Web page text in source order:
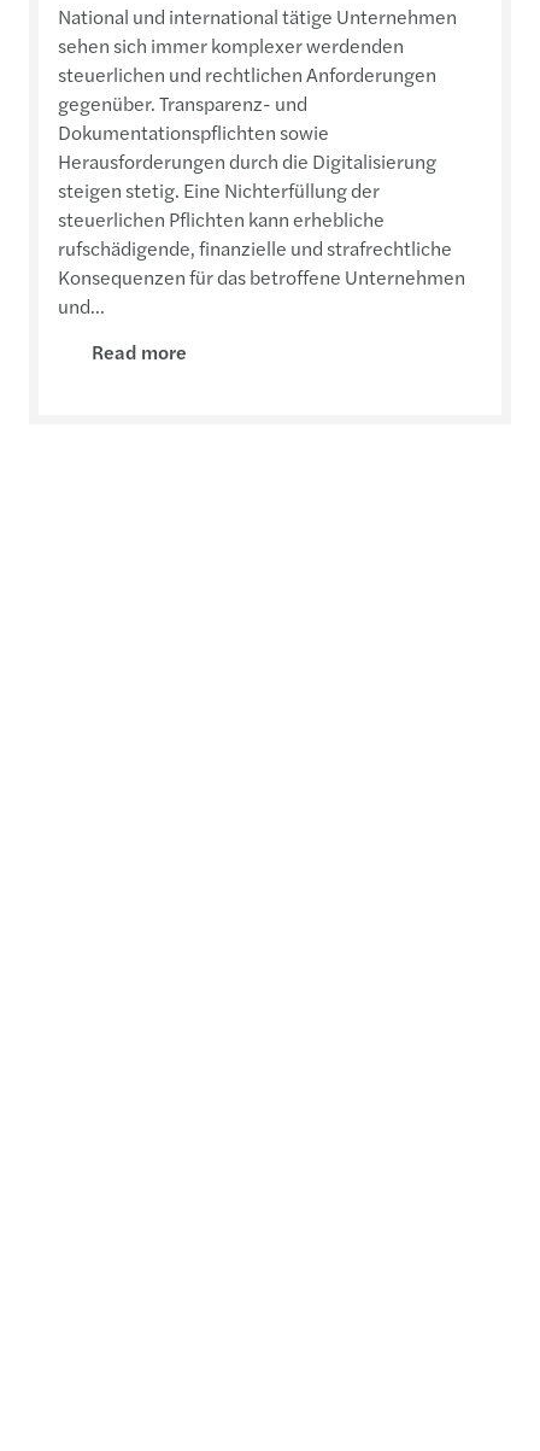
National und international tätige Unternehmen
sehen sich immer komplexer werdenden
steuerlichen und rechtlichen Anforderungen
gegenüber. Transparenz- und
Dokumentationspflichten sowie
Herausforderungen durch die Digitalisierung
steigen stetig. Eine Nichterfüllung der
steuerlichen Pflichten kann erhebliche
rufschädigende, finanzielle und strafrechtliche
Konsequenzen für das betroffene Unternehmen
und...
Read more